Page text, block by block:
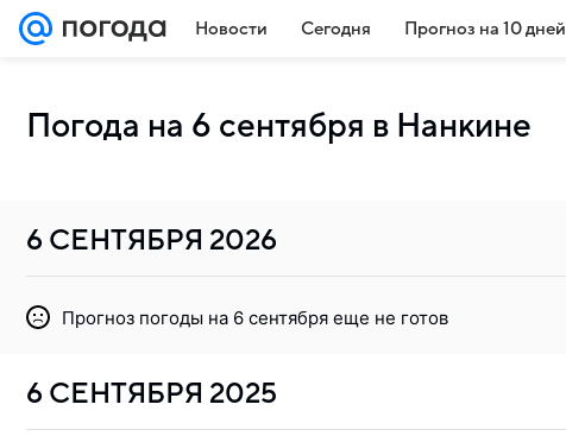
Новости Сегодня Прогноз на 10 дней
Погода на 6 сентября в Нанкине
6 СЕНТЯБРЯ 2026
Прогноз погоды на 6 сентября еще не готов
6 СЕНТЯБРЯ 2025